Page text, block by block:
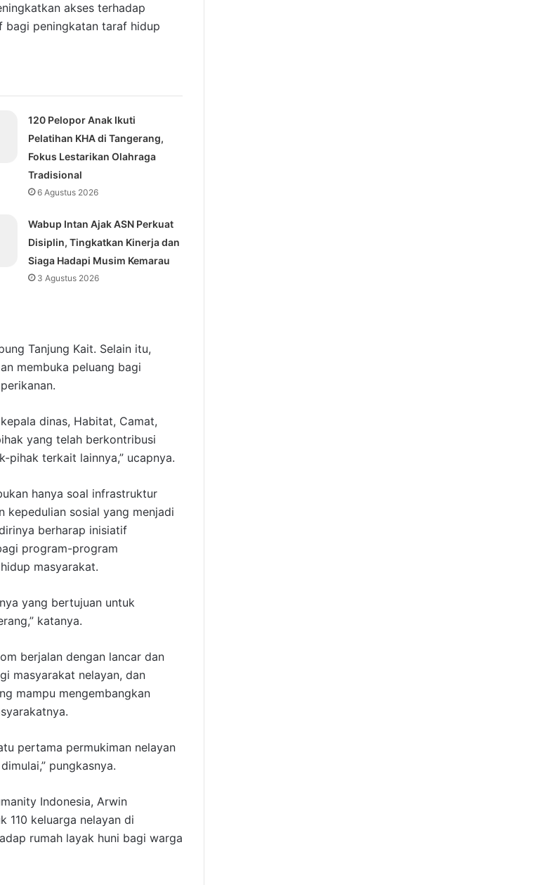
akses terhadap
bagi peningkatan taraf hidup
120 Pelopor Anak Ikuti
Pelatihan KHA di Tangerang,
Fokus Lestarikan Olahraga
Tradisional
6 Agustus 2026
Wabup Intan Ajak ASN Perkuat
Disiplin, Tingkatkan Kinerja dan
Siaga Hadapi Musim Kemarau
3 Agustus 2026
Tanjung Kait. Selain itu,
membuka peluang bagi
dinas, Habitat, Camat,
yang telah berkontribusi
pihak terkait lainnya,” ucapnya.
hanya soal infrastruktur
sosial yang menjadi
berharap inisiatif
program-program
masyarakat.
yang bertujuan untuk
katanya.
berjalan dengan lancar dan
masyarakat nelayan, dan
mampu mengembangkan
pertama permukiman nelayan
pungkasnya.
Indonesia, Arwin
110 keluarga nelayan di
rumah layak huni bagi warga